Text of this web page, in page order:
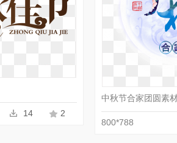
14 2
中秋节合家团圆素
800*788